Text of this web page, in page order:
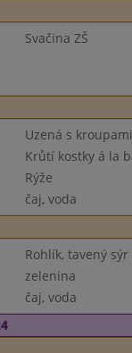
Svačina ZŠ
Uzená s kroupami
Krůtí kostky á la
Rýže
čaj, voda
Rohlík, tavený sýr
zelenina
čaj, voda